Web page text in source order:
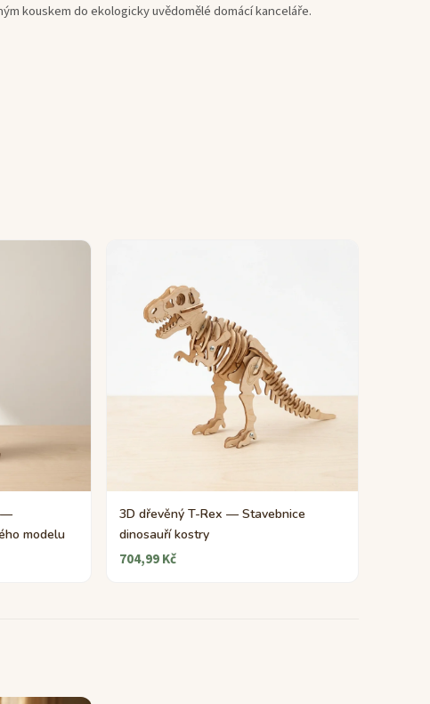
kouskem do ekologicky uvědomělé domácí kanceláře.
—
modelu
3D dřevěný T-Rex — Stavebnice
dinosauří kostry
704,99 Kč